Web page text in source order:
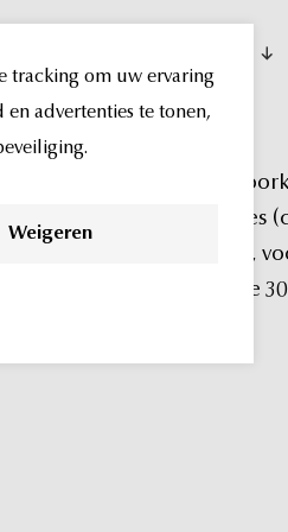
bloedvaatjes
neus,
de 30
tracking om uw ervaring
advertenties te tonen,
Weigeren